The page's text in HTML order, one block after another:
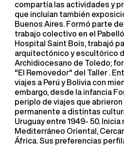
compartía las actividades y
que incluían también
Buenos Aires. Formó parte
trabajo colectivo en el
Hospital Saint Bois, trabajó
arquitectónico y escultórico
Archidiocesano de Toledo;
"El Removedor" del Taller .
viajes a Perú y Bolivia con
embargo, desde la infancia
periplo de viajes que abrieron
permanente a distintas
Uruguay entre 1949- 50. Inicia
Mediterráneo Oriental,
África. Sus preferencias